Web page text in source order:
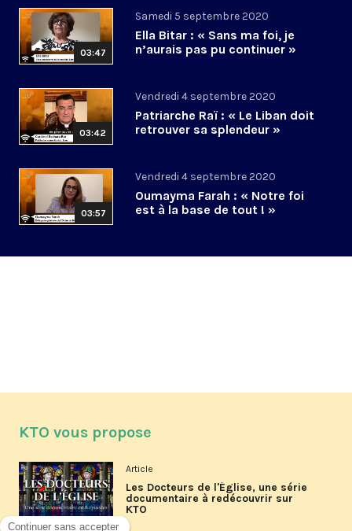
03:47
Samedi 5 septembre 2020
Ella Bitar : « Sans ma foi, je
n’aurais pas pu continuer »
03:42
Vendredi 4 septembre 2020
Patriarche Raï : « Le Liban doit
retrouver sa splendeur »
03:57
Vendredi 4 septembre 2020
Oumayma Farah : « Notre foi
est à la base de tout ! »
KTO vous propose
Article
Les Docteurs de l'Église, une série
documentaire à redécouvrir sur
KTO